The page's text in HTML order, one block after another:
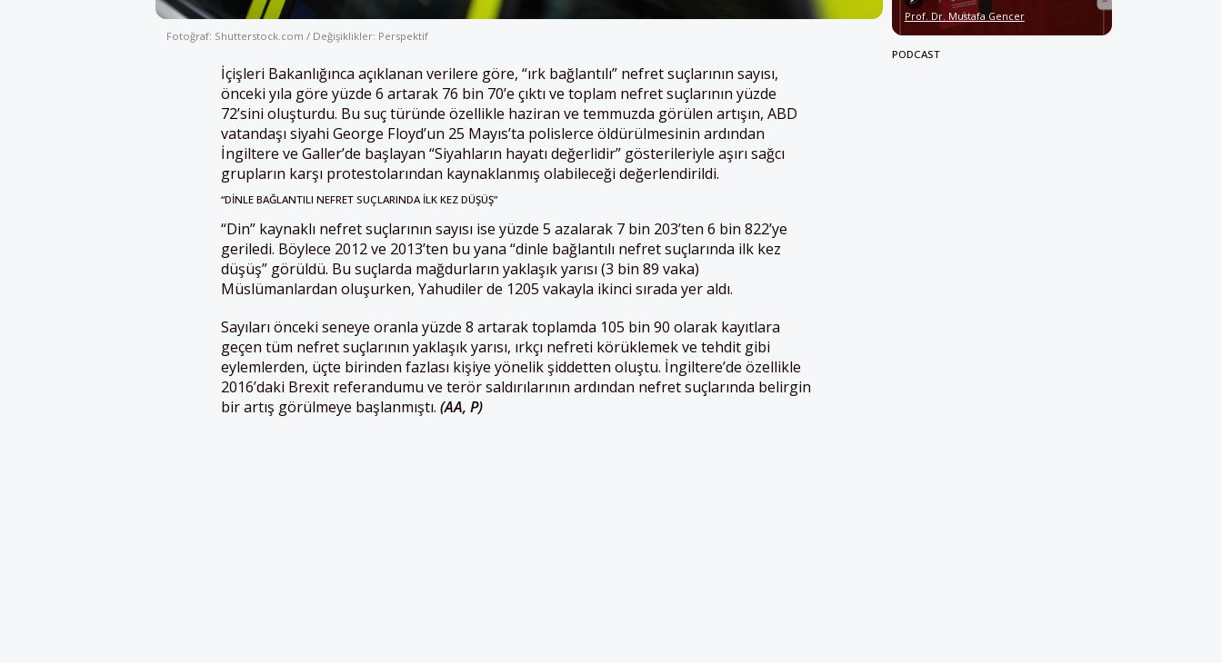
Fotoğraf: Shutterstock.com / Değişiklikler: Perspektif
İçişleri Bakanlığınca açıklanan verilere göre, “ırk bağlantılı” nefret suçlarının sayısı,
önceki yıla göre yüzde 6 artarak 76 bin 70’e çıktı ve toplam nefret suçlarının yüzde
72’sini oluşturdu. Bu suç türünde özellikle haziran ve temmuzda görülen artışın, ABD
vatandaşı siyahi George Floyd’un 25 Mayıs’ta polislerce öldürülmesinin ardından
İngiltere ve Galler’de başlayan “Siyahların hayatı değerlidir” gösterileriyle aşırı sağcı
grupların karşı protestolarından kaynaklanmış olabileceği değerlendirildi.
“DINLE BAĞLANTILI NEFRET SUÇLARINDA İLK KEZ DÜŞÜŞ”
“Din” kaynaklı nefret suçlarının sayısı ise yüzde 5 azalarak 7 bin 203’ten 6 bin 822’ye
geriledi. Böylece 2012 ve 2013’ten bu yana “dinle bağlantılı nefret suçlarında ilk kez
düşüş” görüldü. Bu suçlarda mağdurların yaklaşık yarısı (3 bin 89 vaka)
Müslümanlardan oluşurken, Yahudiler de 1205 vakayla ikinci sırada yer aldı.
Sayıları önceki seneye oranla yüzde 8 artarak toplamda 105 bin 90 olarak kayıtlara
geçen tüm nefret suçlarının yaklaşık yarısı, ırkçı nefreti körüklemek ve tehdit gibi
eylemlerden, üçte birinden fazlası kişiye yönelik şiddetten oluştu. İngiltere’de özellikle
2016’daki Brexit referandumu ve terör saldırılarının ardından nefret suçlarında belirgin
bir artış görülmeye başlanmıştı. (AA, P)
Prof. Dr. Mustafa Gencer
PODCAST